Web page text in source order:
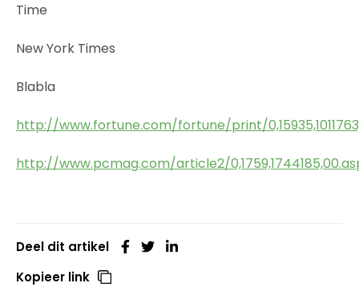
Time
New York Times
Blabla
http://www.fortune.com/fortune/print/
http://www.pcmag.com/article2/
Deel dit artikel
Kopieer link